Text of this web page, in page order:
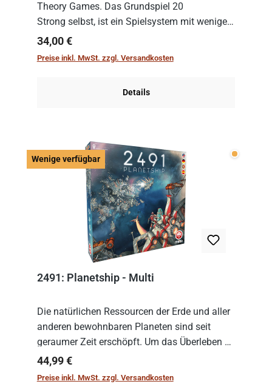
Theory Games. Das Grundspiel 20
Strong selbst, ist ein Spielsystem mit wenigen,
einfachen Regeln. Um es zu spielen, muss es
immer mit einem Themenset ergänzt werden.
Regulärer Preis:
34,00 €
Preise inkl. MwSt. zzgl. Versandkosten
Details
Wenige verfügbar Wenige
2491: Planetship - Multi
Die natürlichen Ressourcen der Erde und aller
anderen bewohnbaren Planeten sind seit
geraumer Zeit erschöpft. Um das Überleben zu
sichern, wurden die sogenannten
„Weltenschiffe“ gebaut. Auf diesen
Regulärer Preis:
44,99 €
Preise inkl. MwSt. zzgl. Versandkosten